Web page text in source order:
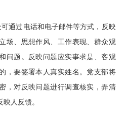
通过电话和电子邮件等方式，反映
场、思想作风、工作表现、群众观
问题。反映问题应实事求是、客观
，要签署本人真实姓名。党支部将
，对反映问题进行调查核实，弄清
人反馈。